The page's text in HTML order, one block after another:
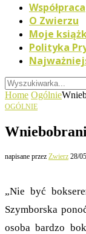
Współpraca
O Zwierzu
Moje
Polityka
Home Ogólnie
OGÓLNIE
napisane przez Zwierz 28/
„Nie być
Szymborska
osoba bardzo